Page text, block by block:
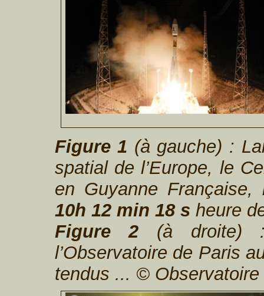
Figure 1 (à gauche) :
spatial de l’Europe, le
en Guyanne
10h 12 min 18 s heure
Figure 2 (à droite)
l’Observatoire de Paris
tendus ... © Observatoire